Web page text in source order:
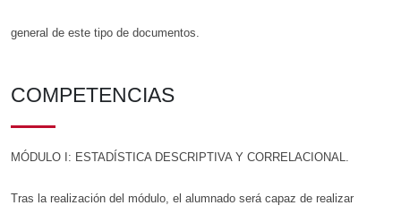
general de este tipo de documentos.
COMPETENCIAS
MÓDULO I: ESTADÍSTICA DESCRIPTIVA Y CORRELACIONAL.
Tras la realización del módulo, el alumnado será capaz de realizar